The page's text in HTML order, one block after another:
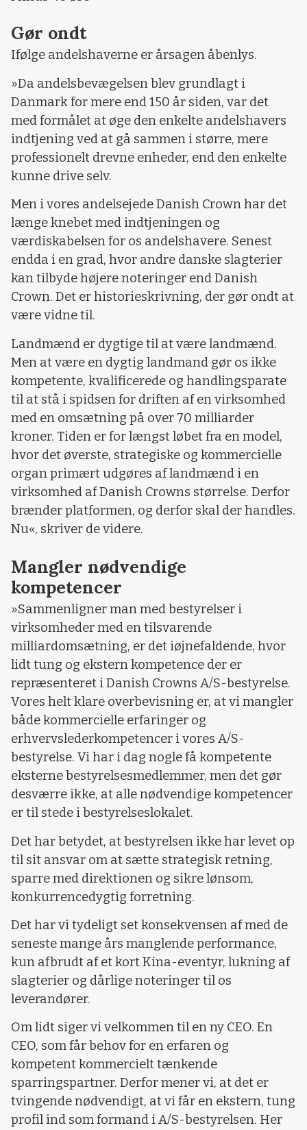
Gør ondt
Ifølge andelshaverne er årsagen åbenlys.
»Da andelsbevægelsen blev grundlagt i
Danmark for mere end 150 år siden, var det
med formålet at øge den enkelte andelshavers
indtjening ved at gå sammen i større, mere
professionelt drevne enheder, end den enkelte
kunne drive selv.
Men i vores andelsejede Danish Crown har det
længe knebet med indtjeningen og
værdiskabelsen for os andelshavere. Senest
endda i en grad, hvor andre danske slagterier
kan tilbyde højere noteringer end Danish
Crown. Det er historieskrivning, der gør ondt at
være vidne til.
Landmænd er dygtige til at være landmænd.
Men at være en dygtig landmand gør os ikke
kompetente, kvalificerede og handlingsparate
til at stå i spidsen for driften af en virksomhed
med en omsætning på over 70 milliarder
kroner. Tiden er for længst løbet fra en model,
hvor det øverste, strategiske og kommercielle
organ primært udgøres af landmænd i en
virksomhed af Danish Crowns størrelse. Derfor
brænder platformen, og derfor skal der handles.
Nu«, skriver de videre.
Mangler nødvendige
kompetencer
»Sammenligner man med bestyrelser i
virksomheder med en tilsvarende
milliardomsætning, er det iøjnefaldende, hvor
lidt tung og ekstern kompetence der er
repræsenteret i Danish Crowns A/S-bestyrelse.
Vores helt klare overbevisning er, at vi mangler
både kommercielle erfaringer og
erhvervslederkompetencer i vores A/S-
bestyrelse. Vi har i dag nogle få kompetente
eksterne bestyrelsesmedlemmer, men det gør
desværre ikke, at alle nødvendige kompetencer
er til stede i bestyrelseslokalet.
Det har betydet, at bestyrelsen ikke har levet op
til sit ansvar om at sætte strategisk retning,
sparre med direktionen og sikre lønsom,
konkurrencedygtig forretning.
Det har vi tydeligt set konsekvensen af med de
seneste mange års manglende performance,
kun afbrudt af et kort Kina-eventyr, lukning af
slagterier og dårlige noteringer til os
leverandører.
Om lidt siger vi velkommen til en ny CEO. En
CEO, som får behov for en erfaren og
kompetent kommercielt tænkende
sparringspartner. Derfor mener vi, at det er
tvingende nødvendigt, at vi får en ekstern, tung
profil ind som formand i A/S-bestyrelsen. Her